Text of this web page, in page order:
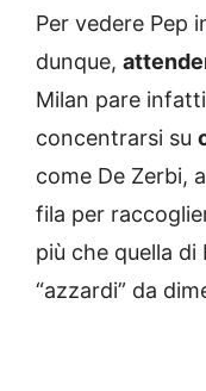
Per vedere Pep
dunque,
Milan pare
concentrarsi su
come De Zerbi,
fila per
più che quella di
“azzardi” da